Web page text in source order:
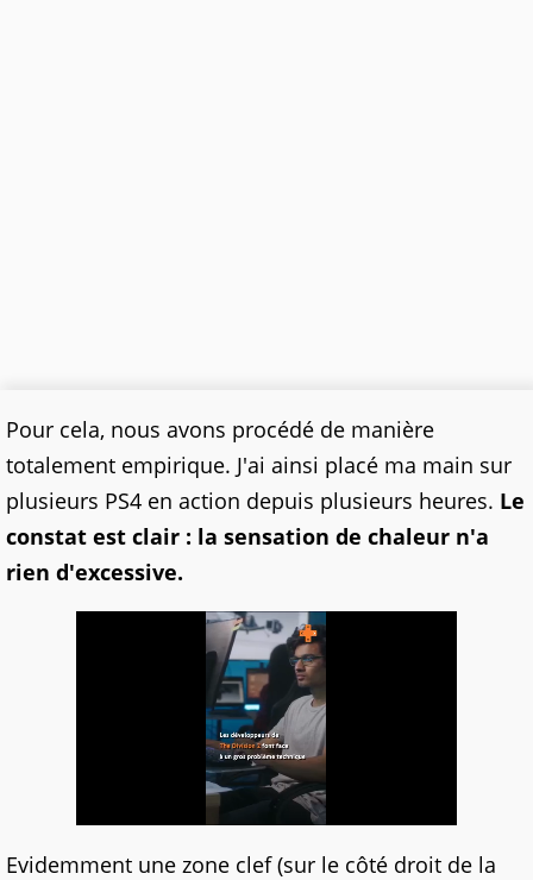
Pour cela, nous avons procédé de manière
totalement empirique. J'ai ainsi placé ma main sur
plusieurs PS4 en action depuis plusieurs heures. Le
constat est clair : la sensation de chaleur n'a
rien d'excessive.
Evidemment une zone clef (sur le côté droit de la